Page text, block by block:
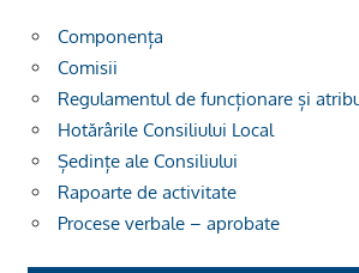
Componența
Comisii
Regulamentul de funcționare și
Hotărârile Consiliului Local
Ședințe ale Consiliului
Rapoarte de activitate
Procese verbale – aprobate